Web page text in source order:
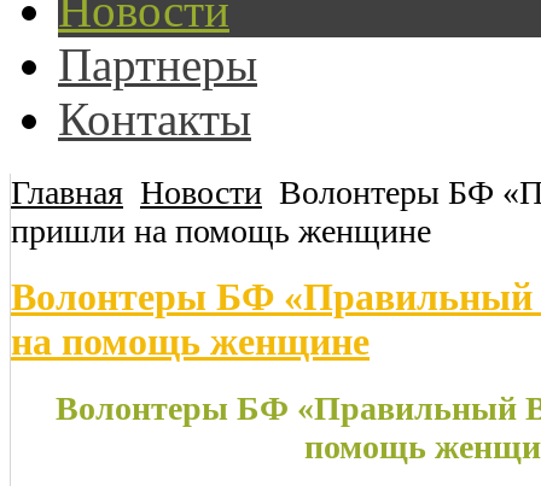
Партнеры
Контакты
Главная Новости Волонтеры БФ
пришли на помощь женщине
Волонтеры БФ
на помощь женщине
Волонтеры БФ «Правильный
помощь